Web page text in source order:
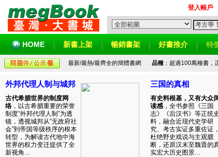
登入帳戶
HOME 新書上架 暢銷書架 好書推介 特
最新/最熱/最齊全的簡體書網 品種：超過100萬種書，
外邦代理人制与城邦
古代希腊世界的制度网
络 ，以古希腊重要的荣誉
制度“外邦代理人制”为透
镜，透视城邦从“无政府社
会”到帝国等级秩序的根本
转型，为解读古代地中海
世界的权力变迁提供了全
新视角...
三国的真相
有史料根基，又有大众
读感 ，全书参照《三国
志》《后汉书》等正统
料，融合近现代史学研
究、考古实证多重佐证
杜绝野史戏说与主观臆
断，还原汉末至魏晋的
实宏大历史图景...